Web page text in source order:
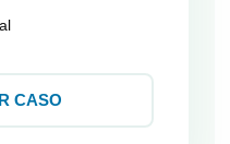
CASO